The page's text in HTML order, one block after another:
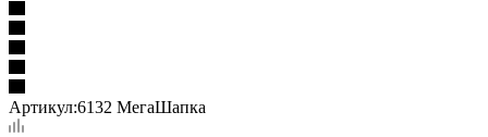
Артикул:6132 МегаШапка